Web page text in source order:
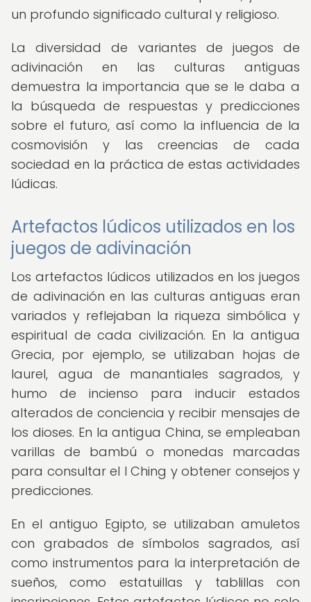
un profundo significado cultural y religioso.
La diversidad de variantes de juegos de
adivinación en las culturas antiguas
demuestra la importancia que se le daba a
la búsqueda de respuestas y predicciones
sobre el futuro, así como la influencia de la
cosmovisión y las creencias de cada
sociedad en la práctica de estas actividades
lúdicas.
Artefactos lúdicos utilizados en los
juegos de adivinación
Los artefactos lúdicos utilizados en los juegos
de adivinación en las culturas antiguas eran
variados y reflejaban la riqueza simbólica y
espiritual de cada civilización. En la antigua
Grecia, por ejemplo, se utilizaban hojas de
laurel, agua de manantiales sagrados, y
humo de incienso para inducir estados
alterados de conciencia y recibir mensajes de
los dioses. En la antigua China, se empleaban
varillas de bambú o monedas marcadas
para consultar el I Ching y obtener consejos y
predicciones.
En el antiguo Egipto, se utilizaban amuletos
con grabados de símbolos sagrados, así
como instrumentos para la interpretación de
sueños, como estatuillas y tablillas con